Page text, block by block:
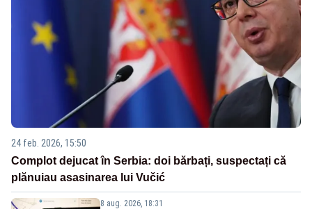
24 feb. 2026, 15:50
Complot dejucat în Serbia: doi bărbați, suspectați că
plănuiau asasinarea lui Vučić
8 aug. 2026, 18:31